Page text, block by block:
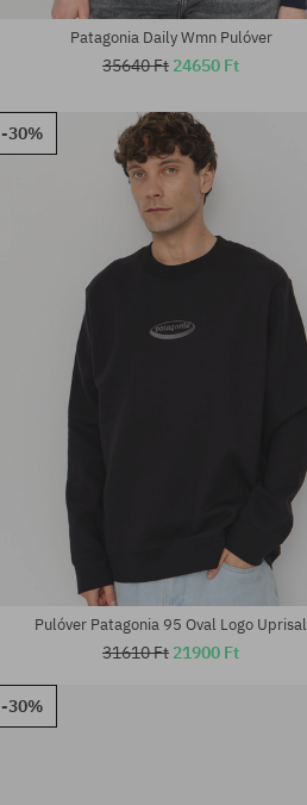
Elérhető méretek:
Patagonia Daily Wmn Pulóver
35640 Ft 24650 Ft
-30%
Pulóver Patagonia 95 Oval Logo Uprisal
31610 Ft 21900 Ft
-30%